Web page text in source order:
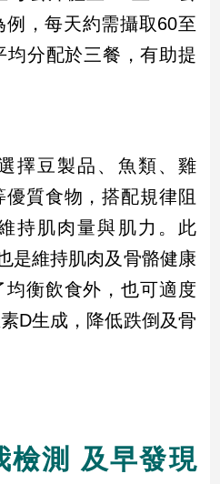
，每天約需攝取60至
均分配於三餐，有助提
擇豆製品、魚類、雞
質食物，搭配規律阻
持肌肉量與肌力。此
是維持肌肉及骨骼健康
衡飲食外，也可適度
D生成，降低跌倒及骨
檢測 及早發現